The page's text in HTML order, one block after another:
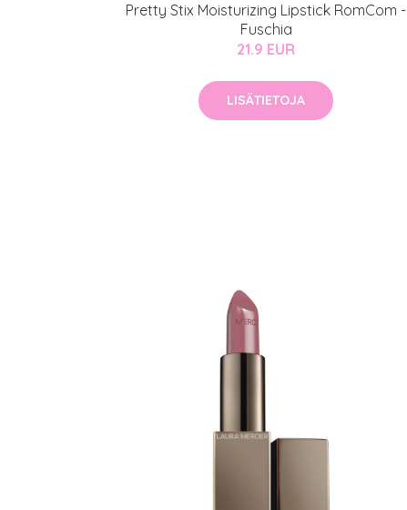
Pretty Stix Moisturizing Lipstick RomCom -
Fuschia
21.9 EUR
LISÄTIETOJA